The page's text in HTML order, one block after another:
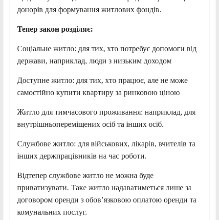
донорів для формування житлових фондів.
Тепер закон розділяє:
Соціальне житло: для тих, хто потребує допомоги від
держави, наприклад, люди з низьким доходом
Доступне житло: для тих, хто працює, але не може
самостійно купити квартиру за ринковою ціною
Житло для тимчасового проживання: наприклад, для
внутрішньопереміщених осіб та інших осіб.
Службове житло: для військових, лікарів, вчителів та
інших держпрацівників на час роботи.
Відтепер службове житло не можна буде
приватизувати. Таке житло надаватиметься лише за
договором оренди з обов’язковою оплатою оренди та
комунальних послуг.